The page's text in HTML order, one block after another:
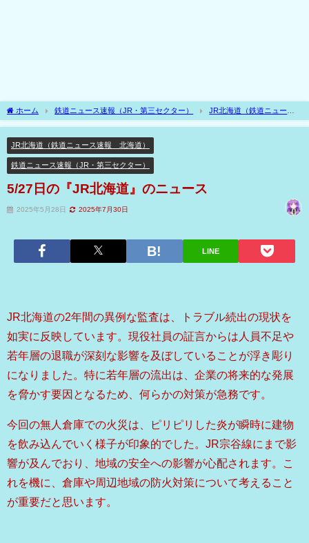
ホーム 鉄道ニュース速報（JR・第三セクター）
JR北海道（鉄道ニュース
速報 北海道）
5/27日の『JR北海道』のニュース
JR北海道（鉄道ニュース速報 北海道）
鉄道ニュース速報（JR・第三セクター）
5/27日の『JR北海道』のニュース
2025年5月28日 2025年7月30日
LINE
JR北海道の2年間の異例な監査は、トラブル続出の現状を
如実に反映しています。現役社員の証言からは人員不足や
若年層の退職が深刻な影響を及ぼしていることが浮き彫り
になりました。特に若年層の流出は、企業の将来的な発展
を脅かす要因となるため、何らかの対策が急務です。
今回の無人倉庫での火災は、ピリピリした炎が瞬時に建物
を飲み込んでいく様子が印象的でした。JR宗谷線にまで影
響が及んでおり、地域の安全への影響が心配されます。こ
れを機に、倉庫や周辺地域の防火対策について考えること
が重要だと思います。